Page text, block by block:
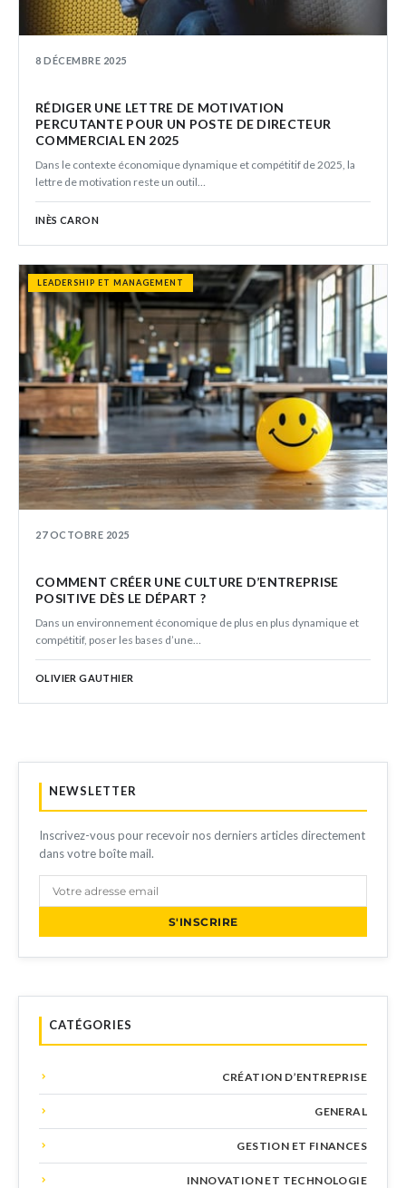
8 DÉCEMBRE 2025
RÉDIGER UNE LETTRE DE MOTIVATION
PERCUTANTE POUR UN POSTE DE DIRECTEUR
COMMERCIAL EN 2025
Dans le contexte économique dynamique et compétitif de 2025, la
lettre de motivation reste un outil…
INÈS CARON
LEADERSHIP ET MANAGEMENT
27 OCTOBRE 2025
COMMENT CRÉER UNE CULTURE D’ENTREPRISE
POSITIVE DÈS LE DÉPART ?
Dans un environnement économique de plus en plus dynamique et
compétitif, poser les bases d’une…
OLIVIER GAUTHIER
NEWSLETTER
Inscrivez-vous pour recevoir nos derniers articles directement
dans votre boîte mail.
S'INSCRIRE
CATÉGORIES
CRÉATION D’ENTREPRISE
GENERAL
GESTION ET FINANCES
INNOVATION ET TECHNOLOGIE